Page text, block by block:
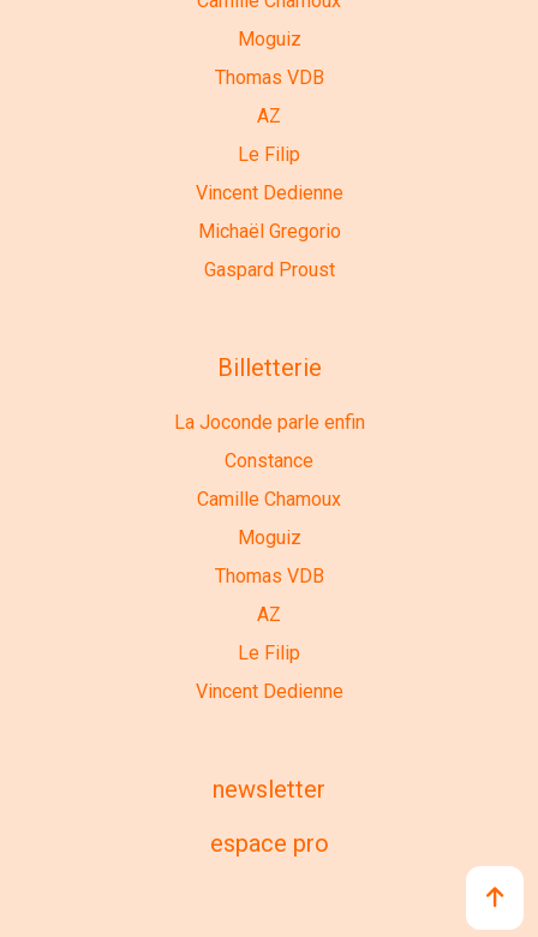
Moguiz
Thomas VDB
AZ
Le Filip
Vincent Dedienne
Michaël Gregorio
Gaspard Proust
Billetterie
La Joconde parle enfin
Constance
Camille Chamoux
Moguiz
Thomas VDB
AZ
Le Filip
Vincent Dedienne
newsletter
espace pro